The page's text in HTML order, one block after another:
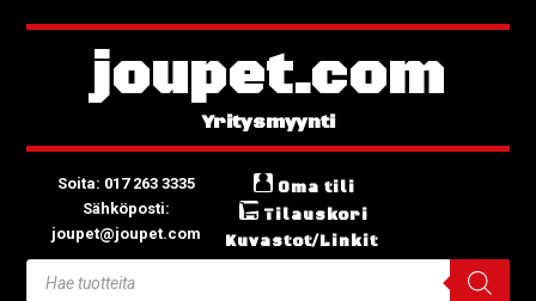
joupet.com
Soita: 017 263 3335
Sähköposti:
joupet@joupet.com
Oma tili
Tilauskori
Kuvastot/Linkit